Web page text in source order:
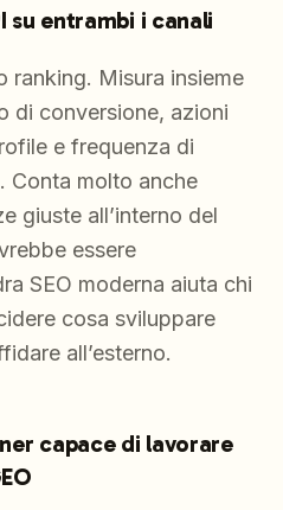
su entrambi i canali
ranking. Misura insieme
di conversione, azioni
e frequenza di
Conta molto anche
giuste all’interno del
essere
SEO moderna aiuta chi
cosa sviluppare
all’esterno.
capace di lavorare